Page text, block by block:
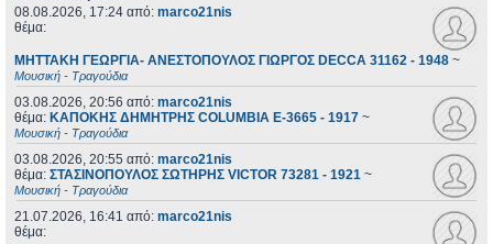
08.08.2026, 17:24 από: marco21nis
θέμα:
ΜΗΤΤΑΚΗ ΓΕΩΡΓΙΑ- ΑΝΕΣΤΟΠΟΥΛΟΣ ΓΙΩΡΓΟΣ DECCA 31162 - 1948 ~
Μουσική - Τραγούδια
03.08.2026, 20:56 από: marco21nis
θέμα: ΚΑΠΟΚΗΣ ΔΗΜΗΤΡΗΣ COLUMBIA E-3665 - 1917 ~
Μουσική - Τραγούδια
03.08.2026, 20:55 από: marco21nis
θέμα: ΣΤΑΣΙΝΟΠΟΥΛΟΣ ΣΩΤΗΡΗΣ VICTOR 73281 - 1921 ~
Μουσική - Τραγούδια
21.07.2026, 16:41 από: marco21nis
θέμα: